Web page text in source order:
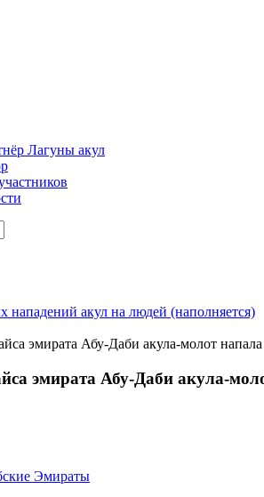
Лагуны акул
нападений акул на людей (наполняется)
эмирата Абу-Даби акула-молот
эмирата Абу-Даби акула-
Эмираты